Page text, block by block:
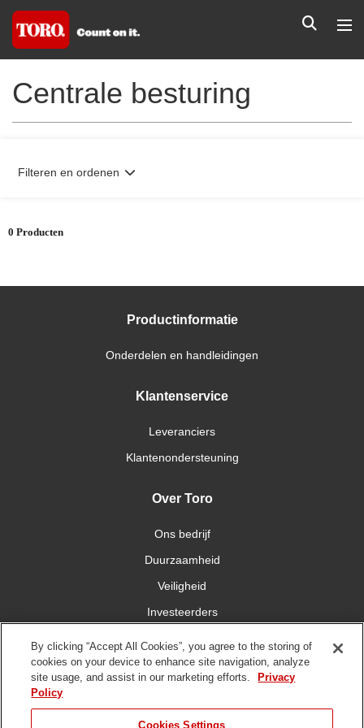
Centrale besturing
0 Producten
Filteren en ordenen
Productinformatie
Onderdelen en handleidingen
Klantenservice
Leveranciers
Klantenondersteuning
Over Toro
Ons bedrijf
Duurzaamheid
Veiligheid
Investeerders
Maak contact met ons
By clicking “Accept All Cookies”, you agree to the storing of
cookies on your device to enhance site navigation, analyze
site usage, and assist in our marketing efforts.
Privacy
Policy
Cookies Settings